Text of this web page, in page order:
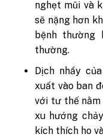
nghẹt mũi và
sẽ nặng hơn
bệnh thường
thường.
Dịch nhầy
xuất vào ban
với tư thế nằm
xu hướng
kích thích ho